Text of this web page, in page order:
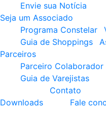
Envie sua Notícia
Seja um Associado
Programa Constelar
Guia de Shoppings
Parceiros
Parceiro Colaborador
Guia de Varejistas
Downloads
Contato
Fale